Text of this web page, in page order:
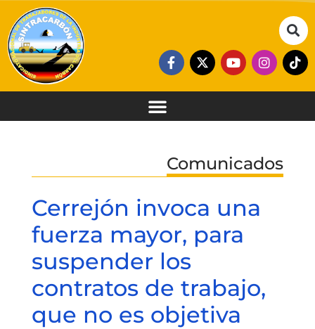
Comunicados
Cerrejón invoca una
fuerza mayor, para
suspender los
contratos de trabajo,
que no es objetiva